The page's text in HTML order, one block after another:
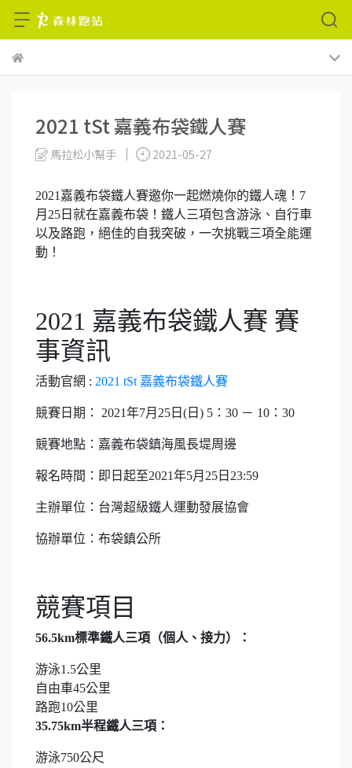
2021 tSt 嘉義布袋鐵人賽
馬拉松小幫手 2021-05-27
2021嘉義布袋鐵人賽邀你一起燃燒你的鐵人魂！7
月25日就在嘉義布袋！鐵人三項包含游泳、自行車
以及路跑，絕佳的自我突破，一次挑戰三項全能運
動！
2021 嘉義布袋鐵人賽 賽
事資訊
活動官網 : 2021 tSt 嘉義布袋鐵人賽
競賽日期： 2021年7月25日(日) 5：30 － 10：30
競賽地點：嘉義布袋鎮海風長堤周邊
報名時間：即日起至2021年5月25日23:59
主辦單位：台灣超級鐵人運動發展協會
協辦單位：布袋鎮公所
競賽項目
56.5km標準鐵人三項（個人、接力）：
游泳1.5公里
自由車45公里
路跑10公里
35.75km半程鐵人三項：
游泳750公尺